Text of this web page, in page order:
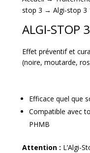
stop 3 → Algi-stop 3
ALGI-STOP
Effet préventif et
(noire, moutarde,
Efficace quel que
Compatible avec
PHMB
Attention : L’Algi-